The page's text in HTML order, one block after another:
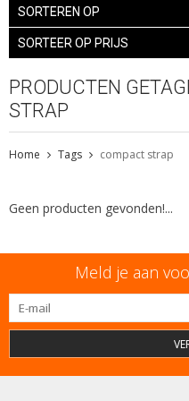
SORTEREN OP
SORTEER OP PRIJS
PRODUCTEN
STRAP
Home Tags compact strap
Geen producten gevonden!...
Meld je aan